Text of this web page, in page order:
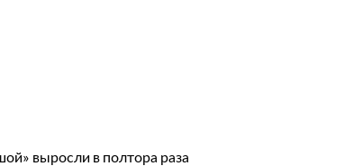
выросли в полтора раза